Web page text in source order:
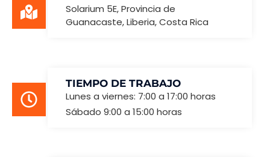
Solarium 5E, Provincia de
Guanacaste, Liberia, Costa Rica
TIEMPO DE TRABAJO
Lunes a viernes: 7:00 a 17:00 horas
Sábado 9:00 a 15:00 horas